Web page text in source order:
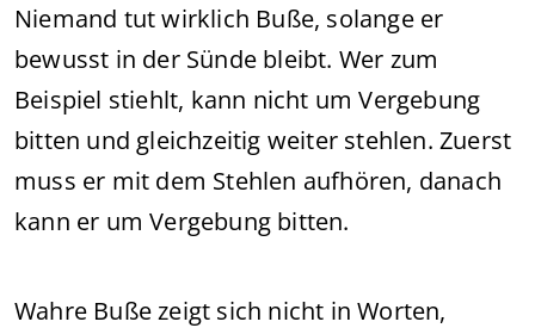
Niemand tut wirklich Buße, solange er
bewusst in der Sünde bleibt. Wer zum
Beispiel stiehlt, kann nicht um Vergebung
bitten und gleichzeitig weiter stehlen. Zuerst
muss er mit dem Stehlen aufhören, danach
kann er um Vergebung bitten.
Wahre Buße zeigt sich nicht in Worten,